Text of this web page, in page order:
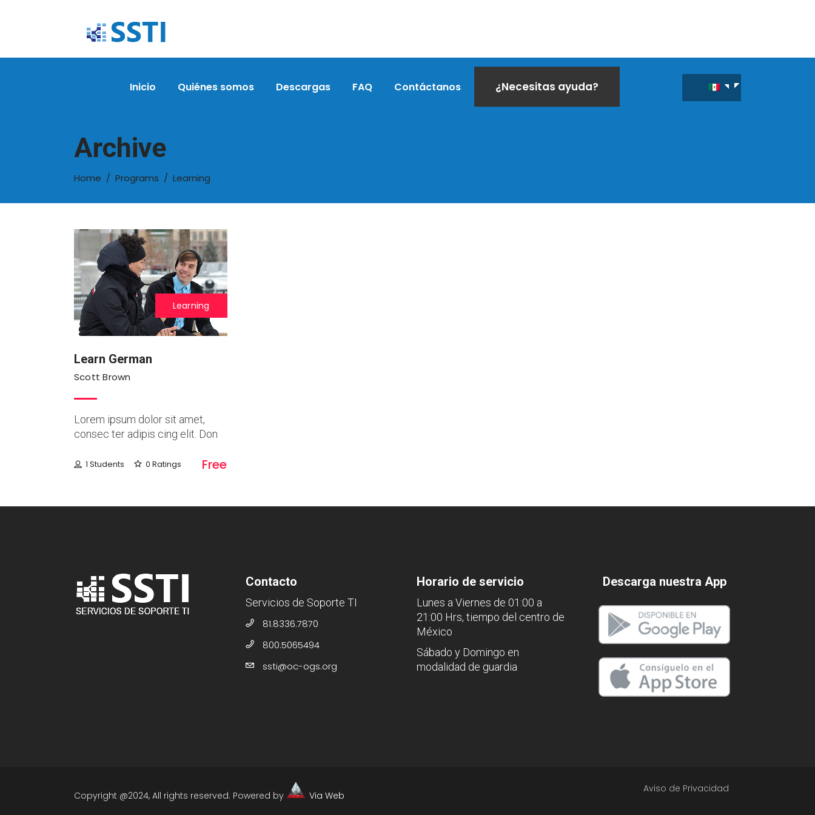
Inicio Quiénes somos Descargas FAQ Contáctanos ¿Necesitas ayuda?
Archive
Home / Programs / Learning
Learning
Learn German
Scott Brown
Lorem ipsum dolor sit amet,
consec ter adipis cing elit. Don
1 Students 0 Ratings Free
Contacto
Servicios de Soporte TI
81.8336.7870
800.5065494
ssti@oc-ogs.org
Horario de servicio
Lunes a Viernes de 01:00 a
21:00 Hrs, tiempo del centro de
México
Sábado y Domingo en
modalidad de guardia
Descarga nuestra App
Copyright @2024, All rights reserved. Powered by Via Web
Aviso de Privacidad